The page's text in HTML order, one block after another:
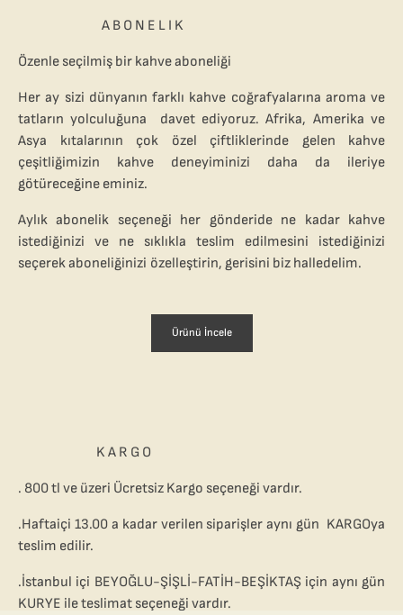
A B O N E L I K
Özenle seçilmiş bir kahve aboneliği
Her ay sizi dünyanın farklı kahve coğrafyalarına aroma ve
tatların yolculuğuna davet ediyoruz. Afrika, Amerika ve
Asya kıtalarının çok özel çiftliklerinde gelen kahve
çeşitliğimizin kahve deneyiminizi daha da ileriye
götüreceğine eminiz.
Aylık abonelik seçeneği her gönderide ne kadar kahve
istediğinizi ve ne sıklıkla teslim edilmesini istediğinizi
seçerek aboneliğinizi özelleştirin, gerisini biz halledelim.
Ürünü İncele
K A R G O
. 800 tl ve üzeri Ücretsiz Kargo seçeneği vardır.
.Haftaiçi 13.00 a kadar verilen siparişler aynı gün KARGOya
teslim edilir.
.İstanbul içi BEYOĞLU-ŞİŞLİ-FATİH-BEŞİKTAŞ için aynı gün
KURYE ile teslimat seçeneği vardır.